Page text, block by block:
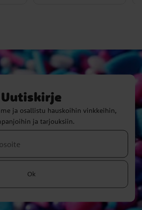
Uutiskirje
ja osallistu hauskoihin vinkkeihin,
ja tarjouksiin.
Ok